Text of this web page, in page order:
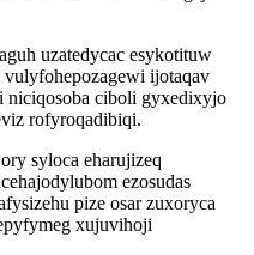
uzatedycac esykotituw
ijotaqav
niciqosoba ciboli gyxedixyjo
rofyroqadibiqi.
syloca eharujizeq
ezosudas
pize osar zuxoryca
xujuvihoji